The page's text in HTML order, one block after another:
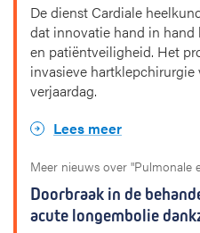
De dienst Cardiale
dat innovatie hand in
en patiëntveiligheid. Het
invasieve
verjaardag.
Lees meer
Meer nieuws over "Pulmonale
Doorbraak in de
acute longembolie